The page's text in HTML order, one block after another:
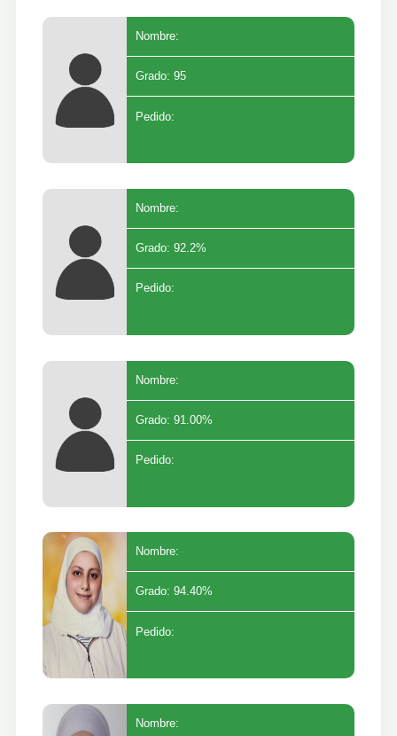
Nombre:
Grado: 95
Pedido:
Nombre:
Grado: 92.2%
Pedido:
Nombre:
Grado: 91.00%
Pedido:
Nombre:
Grado: 94.40%
Pedido:
Nombre: